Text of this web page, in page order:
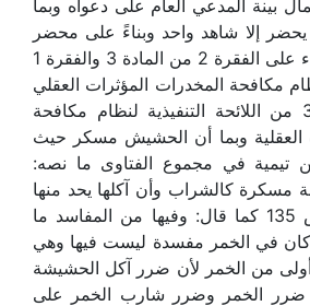
بينة المدعي العام على دعواه وبما
إلا شاهد واحد وبناءً على محضر
القبض والتفتيش وبناء على الفقرة 2 من المادة 3 والفقرة 1
56 من نظام مكافحة المخدرات المؤثرات العقلي
وبناء على المادة 30 من اللائحة التنفيذية لنظام مكافحة
العقلية وبما أن الحشيش مسكر حيث
تيمية في مجموع الفتاوى ما نصه:
مسكرة كالشراب وأن آكلها يحد منها
فهي خمر ج 29 /ص 135 كما قال: وفيها من المفاسد ما
في الخمر مفسدة ليست فيها وهي
أولى من الخمر لأن ضرر آكل الحشيشة
الخمر وضرر شارب الخمر على